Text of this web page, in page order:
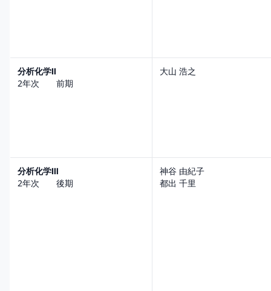
分析化学Ⅱ
2年次 前期
大山 浩之
分析化学Ⅲ
2年次 後期
神谷 由紀子
都出 千里